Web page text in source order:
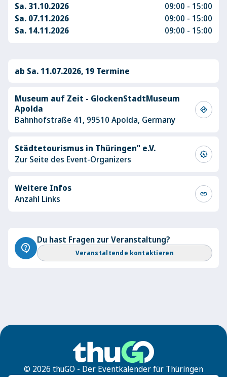
Sa. 31.10.2026
09:00 - 15:00
Sa. 07.11.2026
09:00 - 15:00
Sa. 14.11.2026
09:00 - 15:00
ab Sa. 11.07.2026, 19 Termine
Museum auf Zeit - GlockenStadtMuseum
Apolda
Bahnhofstraße 41, 99510 Apolda, Germany
directions
Städtetourismus in Thüringen" e.V.
Zur Seite des Event-Organizers
award_star
Weitere Infos
Anzahl Links
link
contact_support
Du hast Fragen zur Veranstaltung?
Veranstaltende kontaktieren
© 2026 thuGO - Der Eventkalender für Thüringen